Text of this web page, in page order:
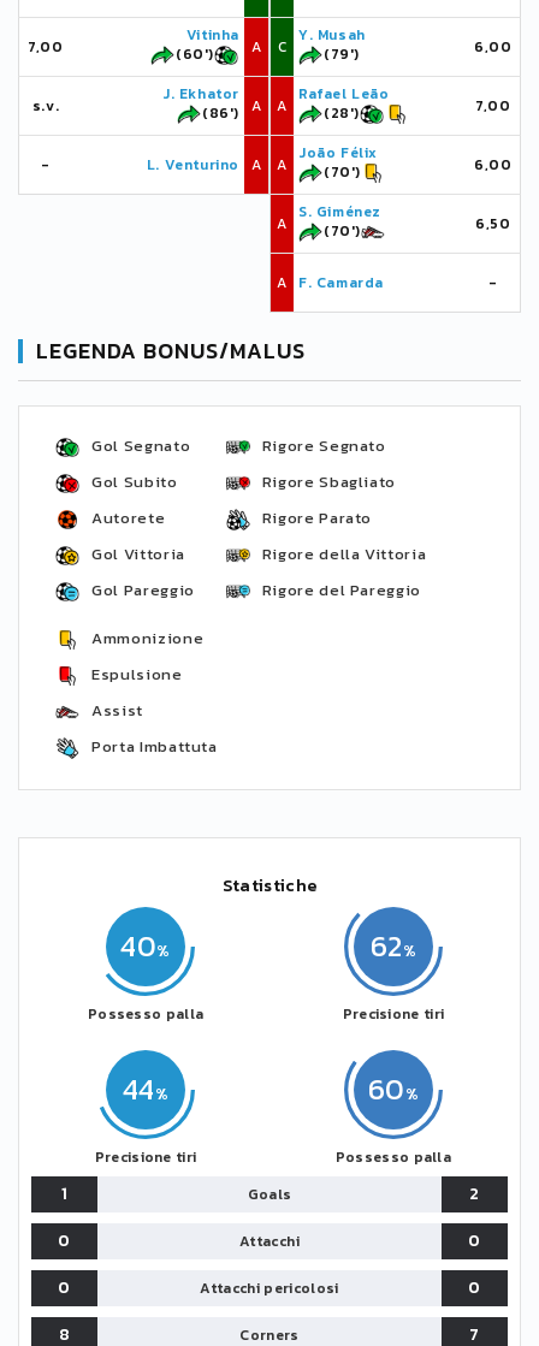
7,00
Vitinha
(60')
A
s.v.
J. Ekhator
(86')
A
- L. Venturino A
C
Y. Musah
(79')
6,00
A
Rafael Leão
(28')
7,00
A
João Félix
(70')
6,00
A
S. Giménez
(70')
6,50
A F. Camarda -
LEGENDA BONUS/MALUS
Gol Segnato
Gol Subito
Autorete
Gol Vittoria
Gol Pareggio
Rigore Segnato
Rigore Sbagliato
Rigore Parato
Rigore della Vittoria
Rigore del Pareggio
Ammonizione
Espulsione
Assist
Porta Imbattuta
Statistiche
40
Possesso palla
44
Precisione tiri
60
Possesso palla
62
Precisione tiri
1 Goals
2
0
Attacchi
0
0
Attacchi pericolosi
0
8
Corners 7